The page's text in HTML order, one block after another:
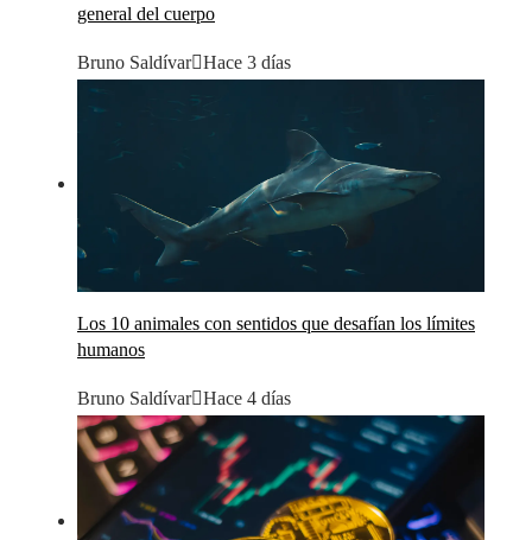
general del cuerpo
Bruno Saldívar Hace 3 días
Los 10 animales con sentidos que desafían los límites
humanos
Bruno Saldívar Hace 4 días